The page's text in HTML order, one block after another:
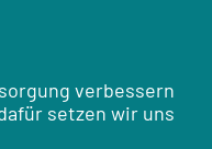
verbessern
setzen wir uns